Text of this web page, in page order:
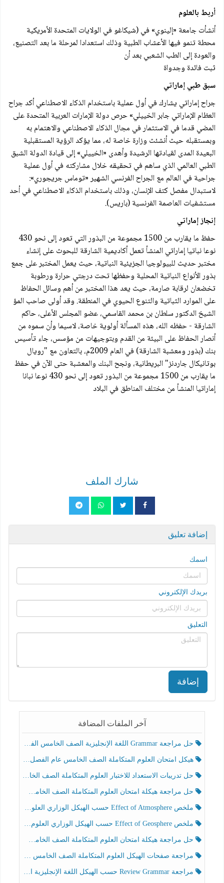
أربط بالعلوم
أنشأت جامعة «إلينوي» في (شيكاغو في الولايات المتحدة الأمريكية
محطة تنمو فيها الأعشاب الطبية وذلك استعدادا لمرحلة ما بعد التصنيع،
والعودة إلى الطب الشعبي بعد أن
ثبت فائدة وجدواة
سبق طبي إماراتي
جراح إماراتي يشارك في أول عملية باستخدام الذكاء الاصطناعي أكد جراح
العظام الإماراتي جابر الخييلي» حرص دولة الإمارات العربية المتحدة على
المضي قدما في الاستثمار في مجال الذكاء الاصطناعي والاهتمام به
وبمستقبله حيث أنشئث وزارة خاصة له، مما يؤكد الرؤية المستقبلية
البعيدة المدى لقيادتها الرشيدة وأهدی «الخييلي» إلى قيادة الدولة الشبق
الطبي العالمي الذي ساهم في تحقيقه خلال مشاركته في أول عملية
جراحية في العالم مع الجراح الفرنسي الشهير «توماس جريجوري»:
لاستبدال مفصل کتف الإنسان، وذلك باستخدام الذكاء الاصطناعي في أحد
مستشفيات العاصمة الفرنسية (باريس).
إنجاز إماراتي
حفظ ما يقارب من 1500 مجموعة من البذور التي تعود إلى نحو 430
نوعا نباتيا إماراتي المنشأ تعمل أكاديمية الشارقة للبحوث على إنشاء
مختبر حديث للبيولوجيا الجزيئية النباتية، حيث يعمل المختبر على جمع
بذور الأنواع النباتية المحلية وحفظها تحت درجتي حرارة ورطوبة
تخضعان لرقابة صارمة، حيث يعد هذا المختبر من أهم وسائل الحفاظ
على الموارد الثباتية والتنوع الحيوي في المنطقة. وقد أولى صاحب المؤ
الشيخ الدكتور سلطان بن محمد القاسمي، عضو المجلس الأعلى، حاكم
الشارقة - حفظه الله، هذه المسألة أولوية خاصة، لاسيما وأن سموه من
أنصار الحفاظ على البيئة من القدم وبتوجيهات من مؤسس، جاء تأسیس
بنك (بذور ومعشبة الشارقة) في العام 2009م، بالتعاون مع "رویال
بوتانیکال جاردنز" البريطانية، ونجح البنك والمعشبة حتى الآن في حفظ
ما يقارب من 1500 مجموعة من البذور تعود إلى نحو 430 نوعا نبانا
إماراتيا المنشأ من مختلف المناطق في البلاد
شارك الملف
إضافة تعليق
اسمك
بريدك الإلكتروني
التعليق
إضافة
آخر الملفات المضافة
حل مراجعة Grammar اللغة الإنجليزية الصف الخامس الفصل الثالث
هيكل امتحان العلوم المتكاملة الصف الخامس عام الفصل الدراسي الثالث 2025-2026
حل تدريبات الاستعداد للاختبار العلوم المتكاملة الصف الخامس عام الفصل الثالث
حل مراجعة هيكلة امتحان العلوم المتكاملة الصف الخامس انسبير الفصل الثالث
ملخص Effect of Atmosphere حسب الهيكل الوزاري العلوم المتكاملة الصف الخامس انسبير الفصل الثالث
ملخص Effect of Geosphere حسب الهيكل الوزاري العلوم المتكاملة الصف الخامس انسبير الفصل الثالث
حل مراجعة هيكلة امتحان العلوم المتكاملة الصف الخامس عام الفصل الثالث
مراجعة صفحات الهيكل العلوم المتكاملة الصف الخامس انسبير الفصل الثالث
مراجعة Review Grammar حسب الهيكل اللغة الإنجليزية الصف الخامس الفصل الثالث